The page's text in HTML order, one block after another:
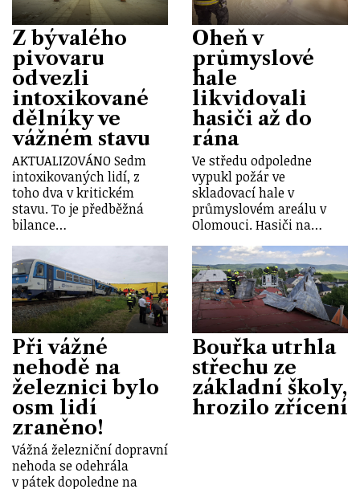
Z bývalého
pivovaru
odvezli
intoxikované
dělníky ve
vážném stavu
AKTUALIZOVÁNO Sedm
intoxikovaných lidí, z
toho dva v kritickém
stavu. To je předběžná
bilance…
Oheň v
průmyslové
hale
likvidovali
hasiči až do
rána
Ve středu odpoledne
vypukl požár ve
skladovací hale v
průmyslovém areálu v
Olomouci. Hasiči na…
Při vážné
nehodě na
železnici bylo
osm lidí
zraněno!
Vážná železniční dopravní
nehoda se odehrála
v pátek dopoledne na
Bouřka utrhla
střechu ze
základní školy,
hrozilo zřícení